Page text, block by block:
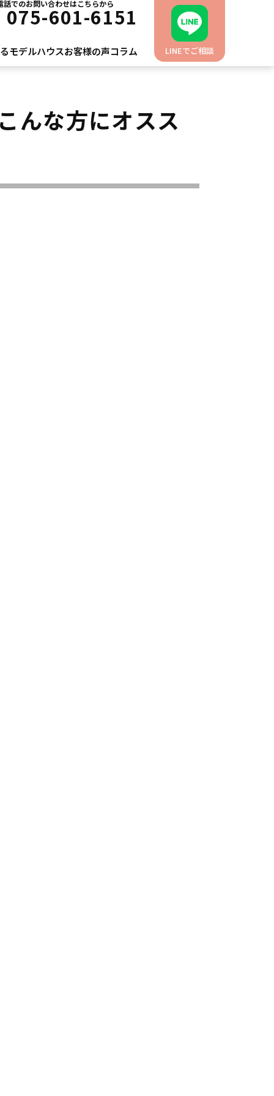
話でのお問い合わせはこちらから
075-601-6151
モデルハウスお客様の声コラム LINEでご相談
んな方にオスス